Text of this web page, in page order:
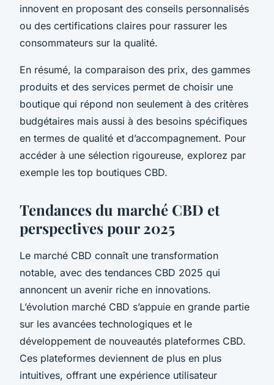
innovent en proposant des conseils personnalisés
ou des certifications claires pour rassurer les
consommateurs sur la qualité.
En résumé, la comparaison des prix, des gammes
produits et des services permet de choisir une
boutique qui répond non seulement à des critères
budgétaires mais aussi à des besoins spécifiques
en termes de qualité et d’accompagnement. Pour
accéder à une sélection rigoureuse, explorez par
exemple les top boutiques CBD.
Tendances du marché CBD et
perspectives pour 2025
Le marché CBD connaît une transformation
notable, avec des tendances CBD 2025 qui
annoncent un avenir riche en innovations.
L’évolution marché CBD s’appuie en grande partie
sur les avancées technologiques et le
développement de nouveautés plateformes CBD.
Ces plateformes deviennent de plus en plus
intuitives, offrant une expérience utilisateur